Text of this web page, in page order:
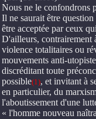
Nous ne le confondrons
Il ne saurait être
être acceptée par ceux
D'ailleurs, contrairement
violence totalitaires ou
mouvements anti-
discréditant toute
possible(1), et invitant à
en particulier, du
l'aboutissement d'une
« l'homme nouveau